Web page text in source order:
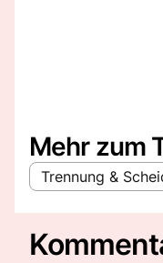
Mehr zum
Trennung &